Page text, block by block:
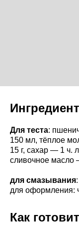
Для теста:
150 мл, тёплое
15 г, сахар — 1 ч.
сливочное масло
для смазывания
для оформления:
Как